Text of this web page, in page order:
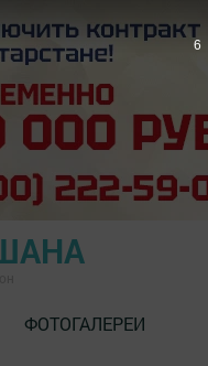
ФОТОГАЛЕРЕИ
5